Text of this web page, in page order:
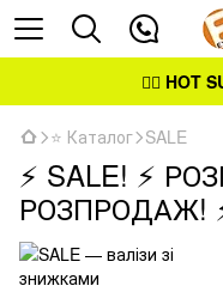
👉🏻 HOT
⭐ Каталог SALE
⚡ SALE! ⚡
РОЗПРОДАЖ!